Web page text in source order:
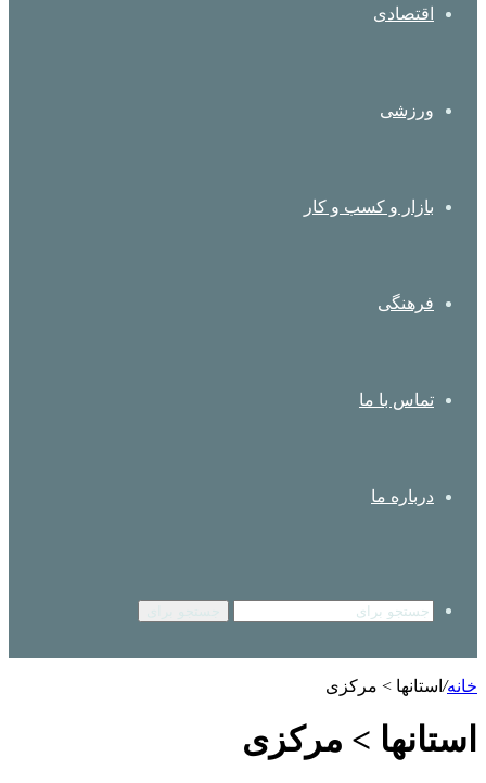
اقتصادی
ورزشی
بازار و کسب و کار
فرهنگی
تماس با ما
درباره ما
خانه/ استانها > مرکزی
استانها > مرکزی